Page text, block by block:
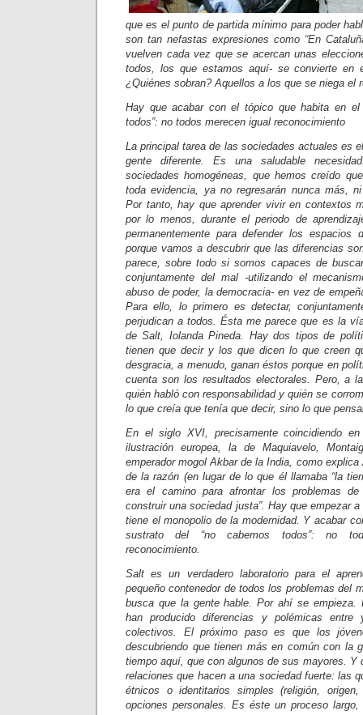
que es el punto de partida mínimo para poder
son tan nefastas expresiones como “En
vuelven cada vez que se acercan unas
todos, los que estamos aquí- se convierte en
¿Quiénes sobran? Aquellos a los que se niega el
Hay que acabar con el tópico que habita en el
todos”: no todos merecen igual reconocimiento
La principal tarea de las sociedades actuales es
gente diferente. Es una saludable
sociedades homogéneas, que hemos creído
toda evidencia, ya no regresarán nunca más,
Por tanto, hay que aprender vivir en contextos
por lo menos, durante el periodo de
permanentemente para defender los espacios
porque vamos a descubrir que las diferencias
parece, sobre todo si somos capaces de
conjuntamente del mal -utilizando el
abuso de poder, la democracia- en vez de
Para ello, lo primero es detectar,
perjudican a todos. Ésta me parece que es la
de Salt, Iolanda Pineda. Hay dos tipos de
tienen que decir y los que dicen lo que creen
desgracia, a menudo, ganan éstos porque en
cuenta son los resultados electorales. Pero, a
quién habló con responsabilidad y quién se
lo que creía que tenía que decir, sino lo que
En el siglo XVI, precisamente coincidiendo
ilustración europea, la de Maquiavelo,
emperador mogol Akbar de la India, como explica
de la razón (en lugar de lo que él llamaba “la
era el camino para afrontar los problemas
construir una sociedad justa”. Hay que empezar
tiene el monopolio de la modernidad. Y acabar
sustrato del “no cabemos todos”: no
reconocimiento.
Salt es un verdadero laboratorio para el
pequeño contenedor de todos los problemas del
busca que la gente hable. Por ahí se empieza.
han producido diferencias y polémicas
colectivos. El próximo paso es que los
descubriendo que tienen más en común con la
tiempo aquí, que con algunos de sus mayores. Y
relaciones que hacen a una sociedad fuerte: las
étnicos o identitarios simples (religión,
opciones personales. Es éste un proceso